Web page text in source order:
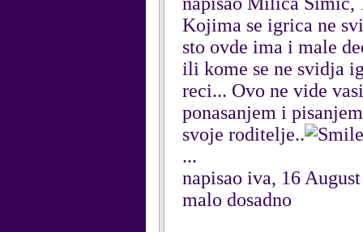
Kojima se igrica ne
sto ovde ima i male
ili kome se ne svidja
reci... Ovo ne vide
ponasanjem i
svoje roditelje..
...
napisao iva, 16
malo dosadno